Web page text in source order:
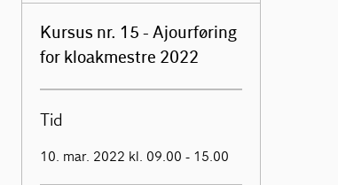
Kursus nr. 15 - Ajourføring
for kloakmestre 2022
Tid
10. mar. 2022 kl. 09.00 - 15.00